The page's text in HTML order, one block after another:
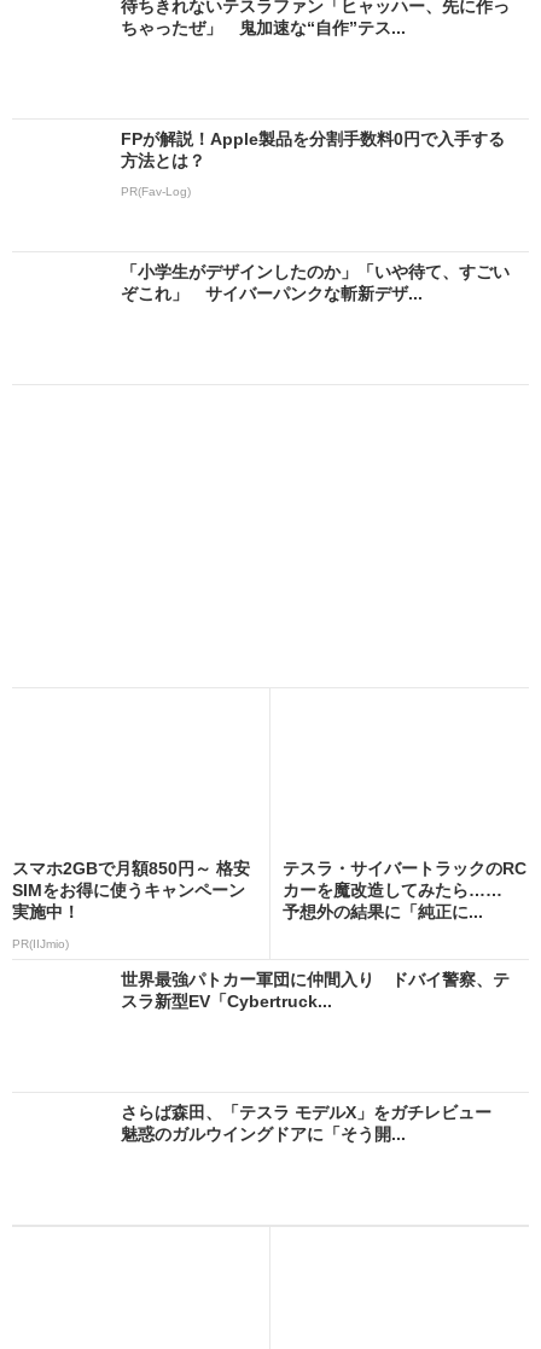
待ちきれないテスラファン「ヒャッハー、先に作っ
ちゃったぜ」 鬼加速な“自作”テス...
FPが解説！Apple製品を分割手数料0円で入手する
方法とは？
PR(Fav-Log)
「小学生がデザインしたのか」「いや待て、すごい
ぞこれ」 サイバーパンクな斬新デザ...
スマホ2GBで月額850円～ 格安
SIMをお得に使うキャンペーン
実施中！
PR(IIJmio)
テスラ・サイバートラックのRC
カーを魔改造してみたら……
予想外の結果に「純正に...
世界最強パトカー軍団に仲間入り ドバイ警察、テ
スラ新型EV「Cybertruck...
さらば森田、「テスラ モデルX」をガチレビュー
魅惑のガルウイングドアに「そう開...